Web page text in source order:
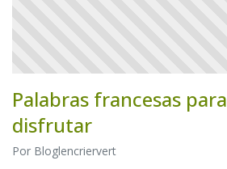
Palabras francesas para
disfrutar
Por Bloglencriervert